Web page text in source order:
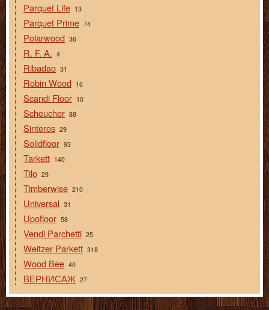
Parquet Life 13
Parquet Prime 74
Polarwood 36
R. F. A. 4
Ribadao 31
Robin Wood 16
Scandi Floor 10
Scheucher 88
Sinteros 29
Solidfloor 93
Tarkett 140
Tilo 29
Timberwise 210
Universal 31
Upofloor 58
Vendi Parchetti 25
Weitzer Parkett 318
Wood Bee 40
ВЕРНИСАЖ 27